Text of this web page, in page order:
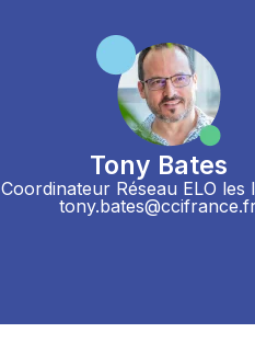
Tony Bates
Coordinateur Réseau ELO les